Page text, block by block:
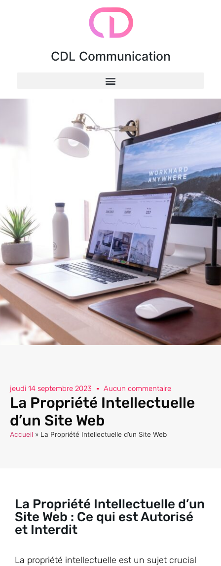
CDL Communication
jeudi 14 septembre 2023 Aucun commentaire
La Propriété Intellectuelle
d’un Site Web
Accueil » La Propriété Intellectuelle d’un Site Web
La Propriété Intellectuelle d’un
Site Web : Ce qui est Autorisé
et Interdit
La propriété intellectuelle est un sujet crucial